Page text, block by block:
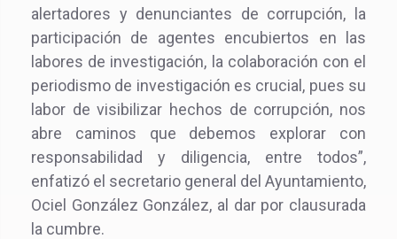
alertadores y denunciantes de corrupción, la
participación de agentes encubiertos en las
labores de investigación, la colaboración con el
periodismo de investigación es crucial, pues su
labor de visibilizar hechos de corrupción, nos
abre caminos que debemos explorar con
responsabilidad y diligencia, entre todos”,
enfatizó el secretario general del Ayuntamiento,
Ociel González González, al dar por clausurada
la cumbre.